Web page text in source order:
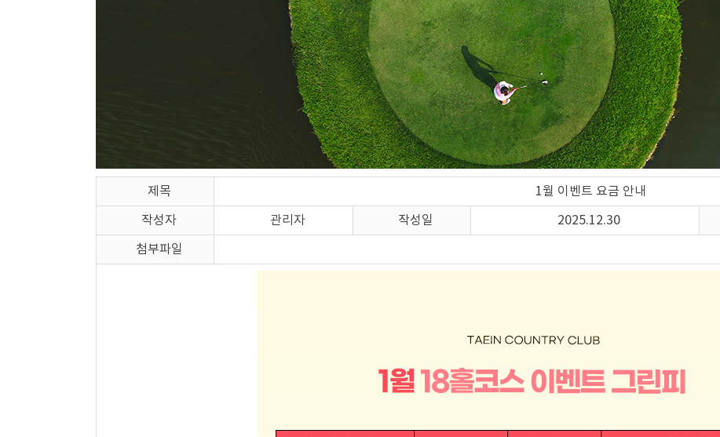
제목 1월 이벤트 요금 안내
작성자 관리자 작성일 2025.12.30
첨부파일